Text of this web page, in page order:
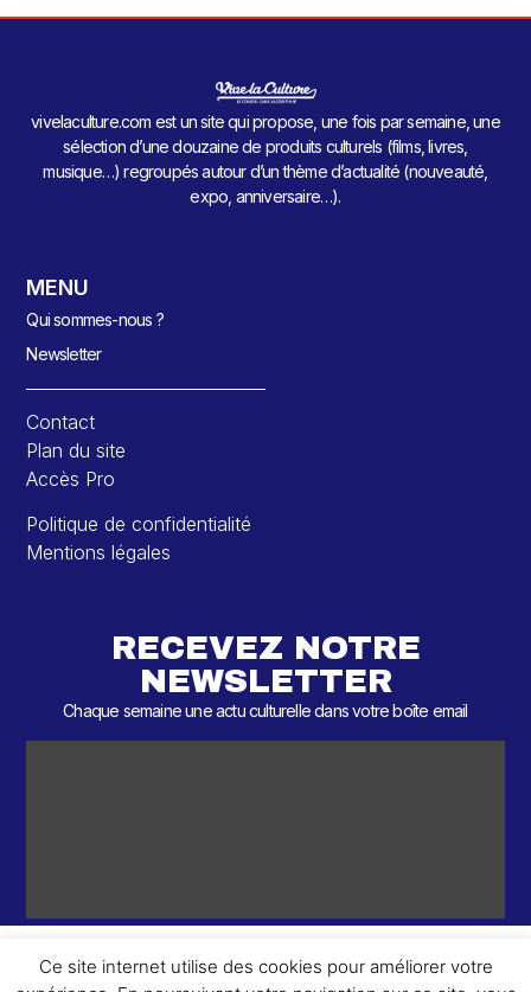
vivelaculture.com est un site qui propose, une fois par semaine, une
sélection d’une douzaine de produits culturels (films, livres,
musique…) regroupés autour d’un thème d’actualité (nouveauté,
expo, anniversaire…).
MENU
Qui sommes-nous ?
Newsletter
Contact
Plan du site
Accès Pro
Politique de confidentialité
Mentions légales
RECEVEZ NOTRE
NEWSLETTER
Chaque semaine une actu culturelle dans votre boîte email
Ce site internet utilise des cookies pour améliorer votre